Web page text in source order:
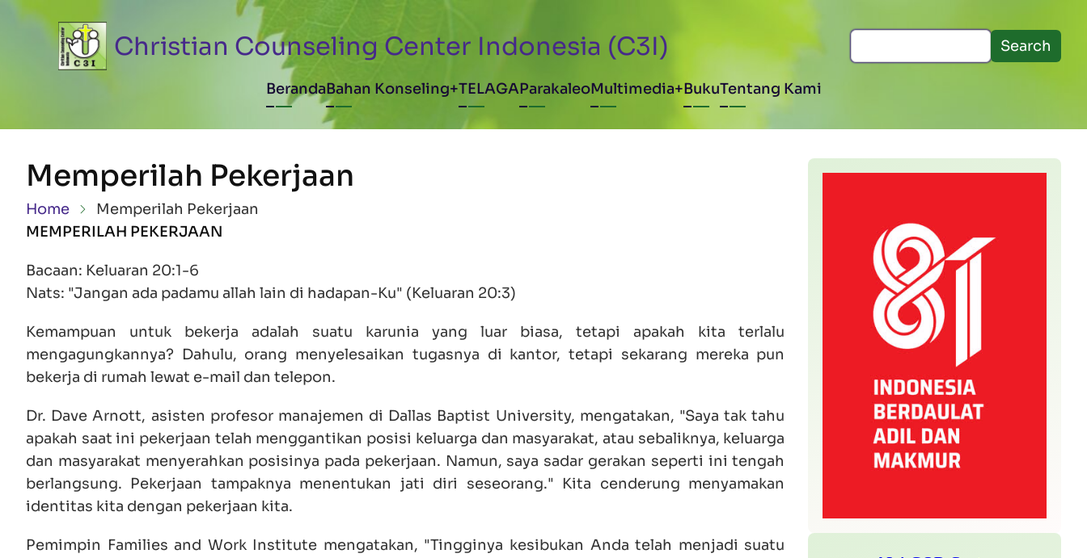
Skip to main content
Christian Counseling Center Indonesia (C3I) Search
Main navigation
BerandaBahan Konseling TELAGAParakaleoMultimedia BukuTentang Kami
Memperilah Pekerjaan
Breadcrumb
Home
Memperilah Pekerjaan
MEMPERILAH PEKERJAAN
Bacaan: Keluaran 20:1-6
Nats: "Jangan ada padamu allah lain di hadapan-Ku" (Keluaran 20:3)
Kemampuan untuk bekerja adalah suatu karunia yang luar biasa, tetapi apakah kita terlalu
mengagungkannya? Dahulu, orang menyelesaikan tugasnya di kantor, tetapi sekarang mereka pun
bekerja di rumah lewat e-mail dan telepon.
Dr. Dave Arnott, asisten profesor manajemen di Dallas Baptist University, mengatakan, "Saya tak tahu
apakah saat ini pekerjaan telah menggantikan posisi keluarga dan masyarakat, atau sebaliknya, keluarga
dan masyarakat menyerahkan posisinya pada pekerjaan. Namun, saya sadar gerakan seperti ini tengah
berlangsung. Pekerjaan tampaknya menentukan jati diri seseorang." Kita cenderung menyamakan
identitas kita dengan pekerjaan kita.
Pemimpin Families and Work Institute mengatakan, "Tingginya kesibukan Anda telah menjadi suatu